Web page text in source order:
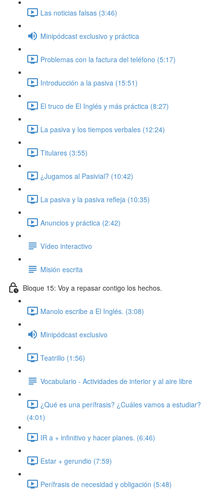
Las noticias falsas (3:46)
Minipódcast exclusivo y práctica
Problemas con la factura del teléfono (5:17)
Introducción a la pasiva (15:51)
El truco de El Inglés y más práctica (8:27)
La pasiva y los tiempos verbales (12:24)
Titulares (3:55)
¿Jugamos al Pasivial? (10:42)
La pasiva y la pasiva refleja (10:35)
Anuncios y práctica (2:42)
Vídeo interactivo
Misión escrita
Bloque 15: Voy a repasar contigo los hechos.
Manolo escribe a El Inglés. (3:08)
Minipódcast exclusivo
Teatrillo (1:56)
Vocabulario - Actividades de interior y al aire libre
¿Qué es una perífrasis? ¿Cuáles vamos a estudiar?
(4:01)
IR a + infinitivo y hacer planes. (6:46)
Estar + gerundio (7:59)
Perífrasis de necesidad y obligación (5:48)